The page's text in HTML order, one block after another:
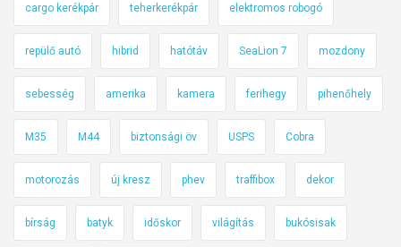
cargo kerékpár teherkerékpár elektromos robogó
repülő autó hibrid hatótáv SeaLion 7 mozdony
sebesség amerika kamera ferihegy pihenőhely
M35 M44 biztonsági öv USPS Cobra
motorozás új kresz phev traffibox dekor
bírság batyk időskor világítás bukósisak